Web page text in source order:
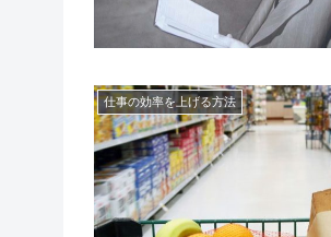
仕事の効率を上げる方法